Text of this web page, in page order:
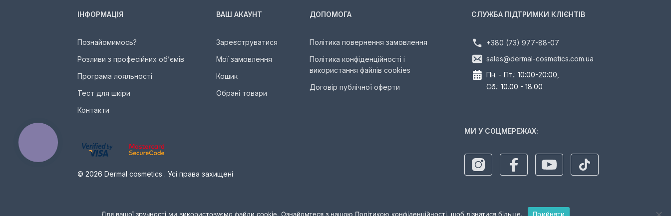
ІНФОРМАЦІЯ
Познайомимось?
Розливи з професійних об’ємів
Програма лояльності
Тест для шкіри
Контакти
ВАШ АКАУНТ
Зареєструватися
Мої замовлення
Кошик
Обрані товари
ДОПОМОГА
Політика повернення замовлення
Політика конфіденційності і
використання файлів cookies
Договір публічної оферти
СЛУЖБА ПІДТРИМКИ КЛІЄНТІВ
+380 (73) 977-88-07
sales@dermal-cosmetics.com.ua
Пн. - Пт.: 10:00-20:00,
Сб.: 10.00 - 18.00
МИ У СОЦМЕРЕЖАХ:
© 2026 Dermal cosmetics . Усі права захищені
Для вашої зручності ми використовуємо файли cookie. Ознайомтеся з нашою Політикою конфіденційності, щоб дізнатися більше. Прийняти